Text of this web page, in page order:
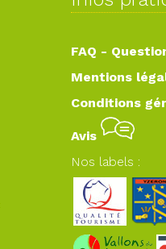
FAQ -
Mentions
Conditions
Avis
Nos labels :